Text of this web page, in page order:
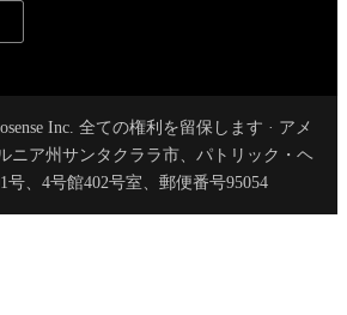
Inc. 全ての権利を留保します · アメ
ニア州サンタクララ市、パトリック・ヘ
号、4号館402号室、郵便番号95054